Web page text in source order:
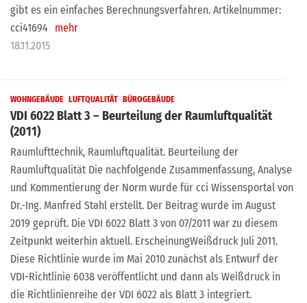
gibt es ein einfaches Berechnungsverfahren. Artikelnummer:
cci41694 mehr
18.11.2015
WOHNGEBÄUDE LUFTQUALITÄT BÜROGEBÄUDE
VDI 6022 Blatt 3 – Beurteilung der Raumluftqualität
(2011)
Raumlufttechnik, Raumluftqualität. Beurteilung der
Raumluftqualität Die nachfolgende Zusammenfassung, Analyse
und Kommentierung der Norm wurde für cci Wissensportal von
Dr.-Ing. Manfred Stahl erstellt. Der Beitrag wurde im August
2019 geprüft. Die VDI 6022 Blatt 3 von 07/2011 war zu diesem
Zeitpunkt weiterhin aktuell. ErscheinungWeißdruck Juli 2011.
Diese Richtlinie wurde im Mai 2010 zunächst als Entwurf der
VDI-Richtlinie 6038 veröffentlicht und dann als Weißdruck in
die Richtlinienreihe der VDI 6022 als Blatt 3 integriert.